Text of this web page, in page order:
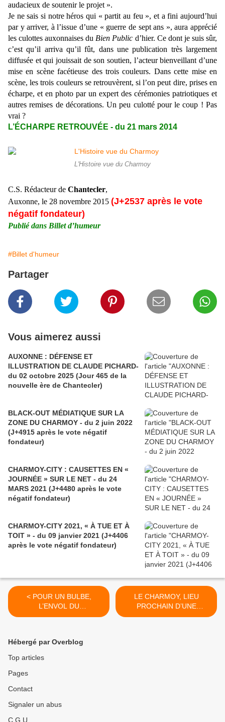
audacieux de soutenir le projet ».
Je ne sais si notre héros qui « partit au feu », et a fini aujourd’hui
par y arriver, à l’issue d’une « guerre de sept ans », aura apprécié
les culottes auxonnaises du Bien Public d’hier. Ce dont je suis sûr,
c’est qu’il arriva qu’il fût, dans une publication très largement
diffusée et qui jouissait de son soutien, l’acteur bienveillant d’une
mise en scène facétieuse des trois couleurs. Dans cette mise en
scène, les trois couleurs se retrouvèrent, si l’on peut dire, prises en
écharpe, et en photo par un expert des cérémonies patriotiques et
autres remises de décorations. Un peu culotté pour le coup ! Pas
vrai ?
L’ÉCHARPE RETROUVÉE - du 21 mars 2014
L'Histoire vue du Charmoy
C.S. Rédacteur de Chantecler,
Auxonne, le 28 novembre 2015 (J+2537 après le vote
négatif fondateur)
Publié dans Billet d’humeur
#Billet d'humeur
Partager
Vous aimerez aussi
AUXONNE : DÉFENSE ET
ILLUSTRATION DE CLAUDE PICHARD-
du 02 octobre 2025 (Jour 465 de la
nouvelle ère de Chantecler)
BLACK-OUT MÉDIATIQUE SUR LA
ZONE DU CHARMOY - du 2 juin 2022
(J+4915 après le vote négatif
fondateur)
CHARMOY-CITY : CAUSETTES EN «
JOURNÉE » SUR LE NET - du 24
MARS 2021 (J+4480 après le vote
négatif fondateur)
CHARMOY-CITY 2021, « À TUE ET À
TOIT » - du 09 janvier 2021 (J+4406
après le vote négatif fondateur)
< POUR UN BULBE,
L’ENVOL DU
NOUVELLISME DU PLEIN
après le vote négatif
LE CHARMOY, LIEU
PROCHAIN D’UNE
PERFORMANCE DU
Hébergé par Overblog
Top articles
Pages
Contact
Signaler un abus
C.G.U.